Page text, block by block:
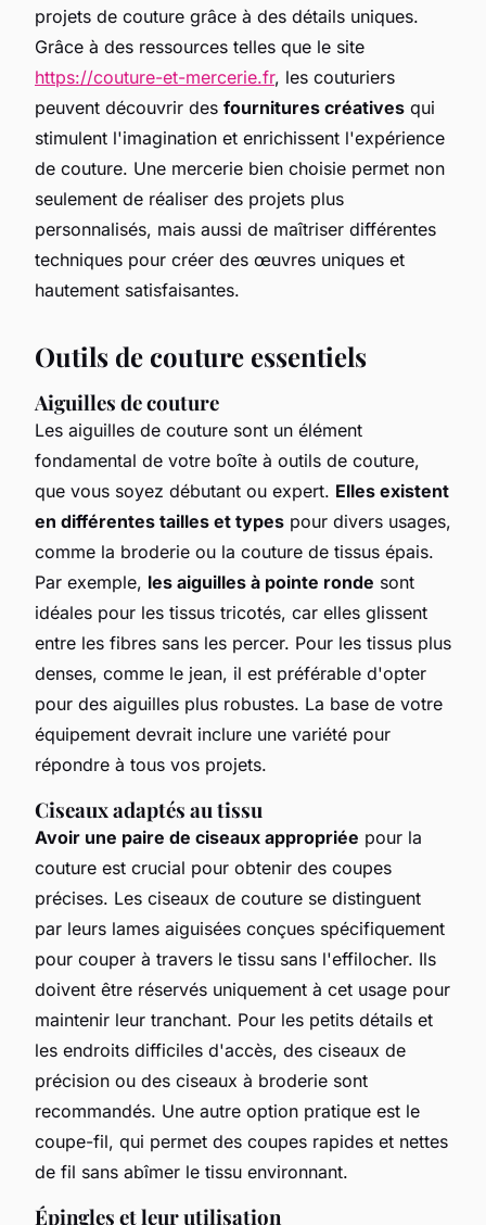
projets de couture grâce à des détails uniques.
Grâce à des ressources telles que le site
https://couture-et-mercerie.fr, les couturiers
peuvent découvrir des fournitures créatives qui
stimulent l'imagination et enrichissent l'expérience
de couture. Une mercerie bien choisie permet non
seulement de réaliser des projets plus
personnalisés, mais aussi de maîtriser différentes
techniques pour créer des œuvres uniques et
hautement satisfaisantes.
Outils de couture essentiels
Aiguilles de couture
Les aiguilles de couture sont un élément
fondamental de votre boîte à outils de couture,
que vous soyez débutant ou expert. Elles existent
en différentes tailles et types pour divers usages,
comme la broderie ou la couture de tissus épais.
Par exemple, les aiguilles à pointe ronde sont
idéales pour les tissus tricotés, car elles glissent
entre les fibres sans les percer. Pour les tissus plus
denses, comme le jean, il est préférable d'opter
pour des aiguilles plus robustes. La base de votre
équipement devrait inclure une variété pour
répondre à tous vos projets.
Ciseaux adaptés au tissu
Avoir une paire de ciseaux appropriée pour la
couture est crucial pour obtenir des coupes
précises. Les ciseaux de couture se distinguent
par leurs lames aiguisées conçues spécifiquement
pour couper à travers le tissu sans l'effilocher. Ils
doivent être réservés uniquement à cet usage pour
maintenir leur tranchant. Pour les petits détails et
les endroits difficiles d'accès, des ciseaux de
précision ou des ciseaux à broderie sont
recommandés. Une autre option pratique est le
coupe-fil, qui permet des coupes rapides et nettes
de fil sans abîmer le tissu environnant.
Épingles et leur utilisation